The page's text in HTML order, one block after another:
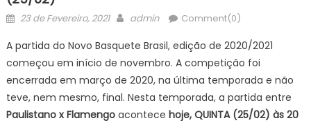
Posted
23 de Fevereiro, 2021 Author
admin Comment(0)
A partida do Novo Basquete Brasil, edição de 2020/2021
começou em início de novembro. A competição foi
encerrada em março de 2020, na última temporada e não
teve, nem mesmo, final. Nesta temporada, a partida entre
Paulistano x Flamengo acontece hoje, QUINTA (25/02) às 20